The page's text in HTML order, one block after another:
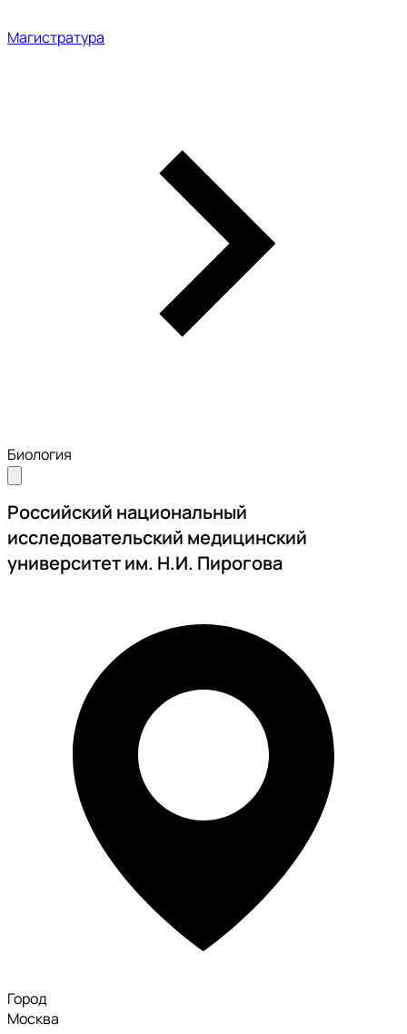
Магистратура
Биология
Российский национальный
исследовательский медицинский
университет им. Н.И. Пирогова
Город
Москва